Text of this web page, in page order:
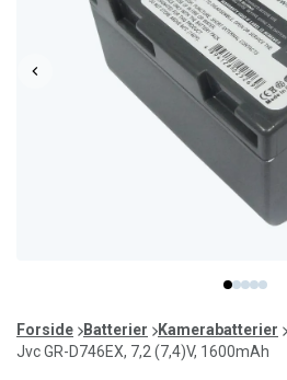
item
0
item
1
item
2
item
3
item
4
of
5
Forside Batterier Kamerabatterier
Jvc GR-D746EX, 7,2 (7,4)V, 1600mAh